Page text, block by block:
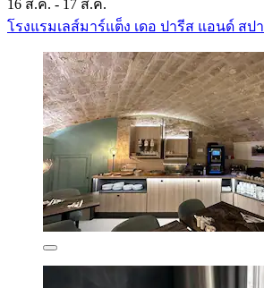
16 ส.ค. - 17 ส.ค.
โรงแรมเลส์มาร์แต็ง เดอ ปารีส แอนด์ สปา